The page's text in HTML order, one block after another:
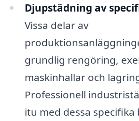
Djupstädning av
Vissa delar av
grundlig rengöring,
maskinhallar och
Professionell
itu med dessa specifika